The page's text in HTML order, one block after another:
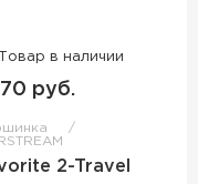
Товар в наличии
руб.
2-Travel